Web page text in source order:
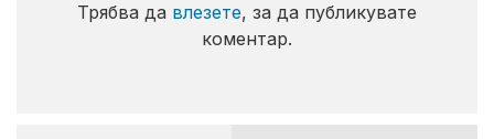
Трябва да влезете, за да публикувате
коментар.